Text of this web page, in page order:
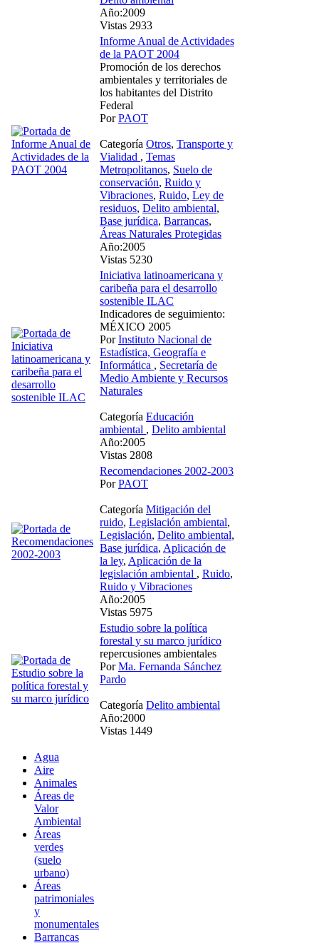
Año:2009
Vistas 2933
Informe Anual de Actividades
de la PAOT 2004
Promoción de los derechos
ambientales y territoriales de
los habitantes del Distrito
Federal
PorPAOT
Categoría Otros, Transporte y
Vialidad , Temas
Metropolitanos, Suelo de
conservación, Ruido y
Vibraciones, Ruido, Ley de
residuos, Delito ambiental,
Base jurídica, Barrancas,
Áreas Naturales Protegidas
Año:2005
Vistas 5230
Iniciativa latinoamericana y
caribeña para el desarrollo
sostenible ILAC
Indicadores de seguimiento:
MÉXICO 2005
PorInstituto Nacional de
Estadística, Geografía e
Informática , Secretaría de
Medio Ambiente y Recursos
Naturales
Categoría Educación
ambiental , Delito ambiental
Año:2005
Vistas 2808
Recomendaciones 2002-2003
PorPAOT
Categoría Mitigación del
ruido, Legislación ambiental,
Legislación, Delito ambiental,
Base jurídica, Aplicación de
la ley, Aplicación de la
legislación ambiental , Ruido,
Ruido y Vibraciones
Año:2005
Vistas 5975
Estudio sobre la política
forestal y su marco jurídico
repercusiones ambientales
PorMa. Fernanda Sánchez
Pardo
Categoría Delito ambiental
Año:2000
Vistas 1449
Agua
Aire
Animales
Áreas de
Valor
Ambiental
Áreas
verdes
(suelo
urbano)
Áreas
patrimoniales
y
monumentales
Barrancas